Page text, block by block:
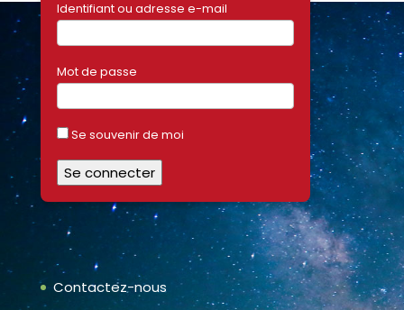
Identifiant ou adresse e-mail
Mot de passe
Se souvenir de moi
Contactez-nous